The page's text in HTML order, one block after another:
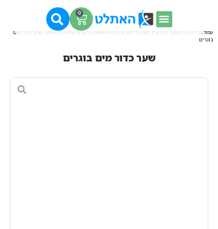
0
עמוד הבית / כל המוצרים / ציוד למפעילי חוגים, סטודיו ומאמנים / מים שחיה שעשוע / שער כדור מים
בוגרים
שער כדור מים בוגרים